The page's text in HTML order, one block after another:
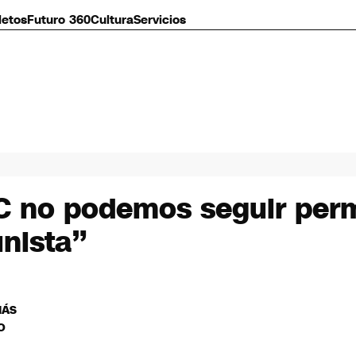
Futuro 360CulturaServicios
no podemos seguir